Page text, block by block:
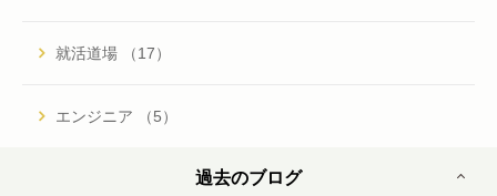
就活道場 （17）
エンジニア （5）
過去のブログ